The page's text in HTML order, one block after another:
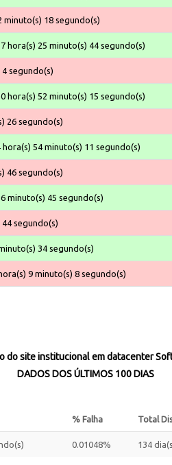
minuto(s) 18 segundo(s)
hora(s) 25 minuto(s) 44 segundo(s)
segundo(s)
hora(s) 52 minuto(s) 15 segundo(s)
26 segundo(s)
hora(s) 54 minuto(s) 11 segundo(s)
46 segundo(s)
minuto(s) 45 segundo(s)
segundo(s)
34 segundo(s)
9 minuto(s) 8 segundo(s)
do site institucional em datacenter
DADOS DOS ÚLTIMOS 100 DIAS
% Falha Total
0.01048% 134